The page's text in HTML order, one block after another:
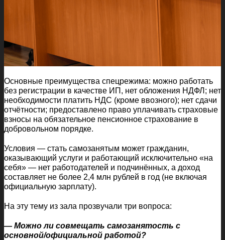
Основные преимущества спецрежима: можно работать
без регистрации в качестве ИП, нет обложения НДФЛ; нет
необходимости платить НДС (кроме ввозного); нет сдачи
отчётности; предоставлено право уплачивать страховые
взносы на обязательное пенсионное страхование в
добровольном порядке.
Условия — стать самозанятым может гражданин,
оказывающий услуги и работающий исключительно «на
себя» — нет работодателей и подчинённых, а доход
составляет не более 2,4 млн рублей в год (не включая
официальную зарплату).
На эту тему из зала прозвучали три вопроса:
— Можно ли совмещать самозанятость с
основной/официальной работой?